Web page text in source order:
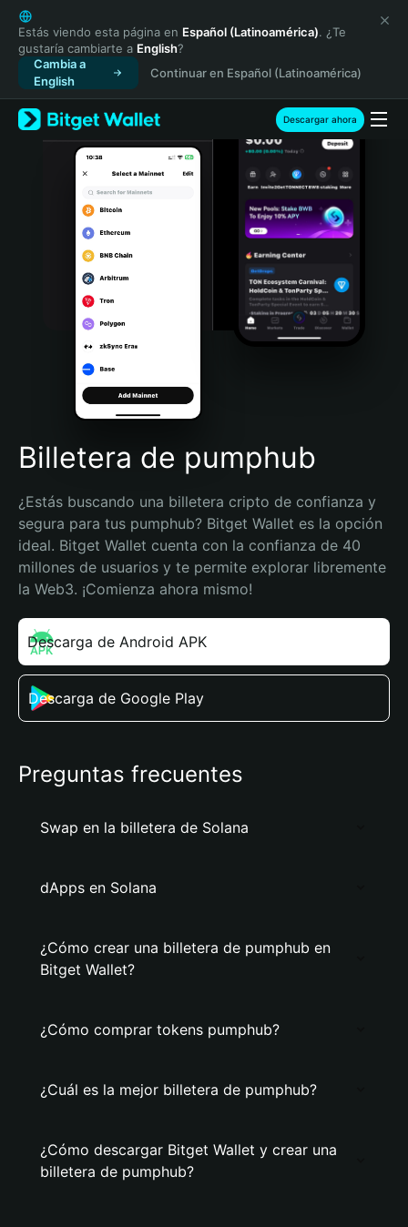
English
日本語
Tiếng Việt
Русский
Español (Latinoamérica)
Türkçe
Italiano
Português (Portugal)
Bahasa Indonesia
Português (Brasil)
Español (Argentina)
Estás viendo esta página en Español (Latinoamérica). ¿Te
gustaría cambiarte a English?
Cambia a
English
Continuar en Español (Latinoamérica)
Descargar ahora
Billetera de pumphub
¿Estás buscando una billetera cripto de confianza y
segura para tus pumphub? Bitget Wallet es la opción
ideal. Bitget Wallet cuenta con la confianza de 40
millones de usuarios y te permite explorar libremente
la Web3. ¡Comienza ahora mismo!
Descarga de Android APK
Descarga de Google Play
Preguntas frecuentes
Swap en la billetera de Solana
dApps en Solana
¿Cómo crear una billetera de pumphub en
Bitget Wallet?
¿Cómo comprar tokens pumphub?
¿Cuál es la mejor billetera de pumphub?
¿Cómo descargar Bitget Wallet y crear una
billetera de pumphub?